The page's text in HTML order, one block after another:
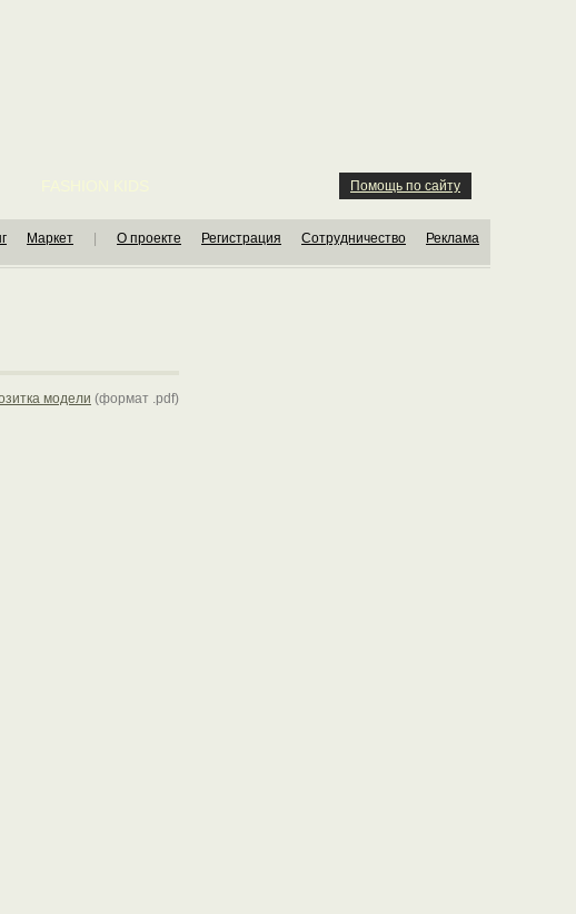
Помощь по сайту
Маркет О проекте Регистрация Сотрудничество Реклама
модели (формат .pdf)